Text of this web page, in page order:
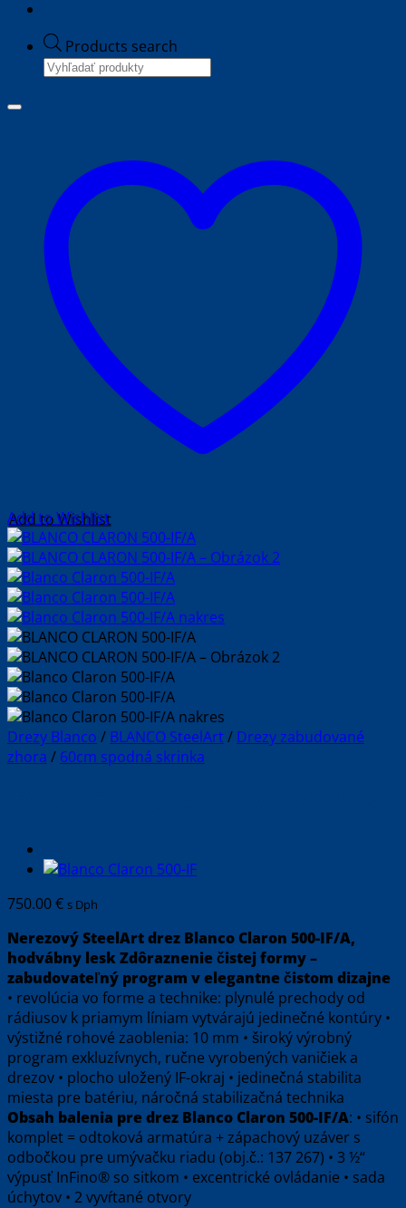
Products search
Add to Wishlist
Drezy Blanco / BLANCO SteelArt/ Drezy zabudované
zhora / 60cm spodná skrinka
750.00€ s Dph
Nerezový SteelArt drez Blanco Claron 500-IF/A,
hodvábny leskZdôraznenie čistej formy –
zabudovateľný program v elegantne čistom dizajne
• revolúcia vo forme a technike: plynulé prechody od
rádiusov k priamym líniam vytvárajú jedinečné kontúry •
výstižné rohové zaoblenia: 10 mm • široký výrobný
program exkluzívnych, ručne vyrobených vaničiek a
drezov • plocho uložený IF-okraj • jedinečná stabilita
miesta pre batériu, náročná stabilizačná technika
Obsah balenia pre drez Blanco Claron 500-IF/A: • sifón
komplet = odtoková armatúra + zápachový uzáver s
odbočkou pre umývačku riadu (obj.č.: 137 267) • 3 ½“
výpusť InFino® so sitkom • excentrické ovládanie • sada
úchytov • 2 vyvŕtané otvory